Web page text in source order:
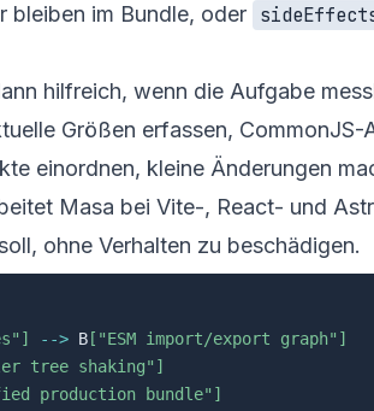
bleiben im Bundle, oder
hilfreich, wenn die Aufgabe
Größen erfassen,
einordnen, kleine Änderungen
Masa bei Vite-, React- und
ohne Verhalten zu beschädigen.
--> B ["ESM import/export graph"]
tree shaking"]
production bundle"]